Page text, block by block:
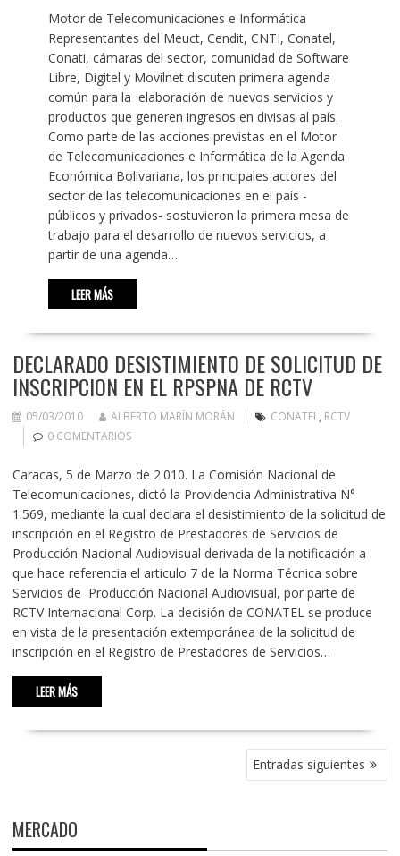
Motor de Telecomunicaciones e Informática
Representantes del Meuct, Cendit, CNTI, Conatel,
Conati, cámaras del sector, comunidad de Software
Libre, Digitel y Movilnet discuten primera agenda
común para la elaboración de nuevos servicios y
productos que generen ingresos en divisas al país.
Como parte de las acciones previstas en el Motor
de Telecomunicaciones e Informática de la Agenda
Económica Bolivariana, los principales actores del
sector de las telecomunicaciones en el país -
públicos y privados- sostuvieron la primera mesa de
trabajo para el desarrollo de nuevos servicios, a
partir de una agenda…
LEER MÁS
DECLARADO DESISTIMIENTO DE SOLICITUD DE
INSCRIPCION EN EL RPSPNA DE RCTV
05/03/2010 ALBERTO MARÍN MORÁN CONATEL, RCTV
0 COMENTARIOS
Caracas, 5 de Marzo de 2.010. La Comisión Nacional de
Telecomunicaciones, dictó la Providencia Administrativa N°
1.569, mediante la cual declara el desistimiento de la solicitud de
inscripción en el Registro de Prestadores de Servicios de
Producción Nacional Audiovisual derivada de la notificación a
que hace referencia el articulo 7 de la Norma Técnica sobre
Servicios de Producción Nacional Audiovisual, por parte de
RCTV Internacional Corp. La decisión de CONATEL se produce
en vista de la presentación extemporánea de la solicitud de
inscripción en el Registro de Prestadores de Servicios…
LEER MÁS
Entradas siguientes
MERCADO